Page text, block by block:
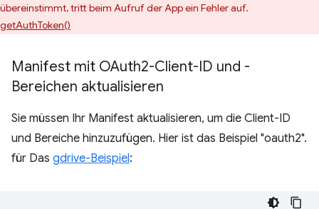
übereinstimmt, tritt beim Aufruf der App ein Fehler auf.
getAuthToken()
Manifest mit OAuth2-Client-ID und -
Bereichen aktualisieren
Sie müssen Ihr Manifest aktualisieren, um die Client-ID
und Bereiche hinzuzufügen. Hier ist das Beispiel "oauth2".
für Das gdrive-Beispiel: